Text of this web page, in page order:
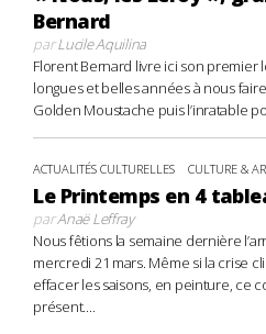
Bernard
parLucile Aquilina
Florent Bernard livre ici son premier
longues et belles années à nous
Golden Moustache puis l’inratable
ACTUALITÉS CULTURELLES CULTURE &
Le Printemps en 4
parAnaë Leffray
Nous fêtions la semaine dernière
mercredi 21 mars. Même si la crise
effacer les saisons, en peinture, ce
présent....